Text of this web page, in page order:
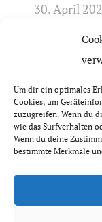
Um dir ein optimales
Cookies, um
zuzugreifen. Wenn du
wie das Surfverhalten
Wenn du deine
bestimmte Merkmale
30. April
31. März
©